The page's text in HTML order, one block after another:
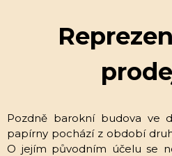
Pozdně barokní budova ve
papírny pochází z období
O jejím původním účelu se